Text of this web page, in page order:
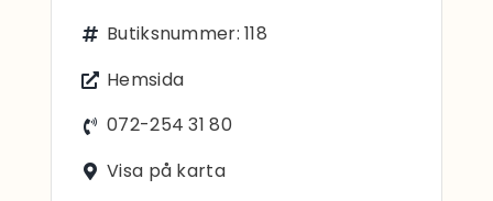
Butiksnummer: 118
Hemsida
072-254 31 80
Visa på karta